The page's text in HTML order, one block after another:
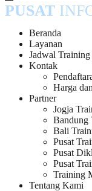
PUSAT
Beranda
Layanan
Jadwal
Kontak
Harga
Partner
Jogja
Bandung
Bali
Pusat
Pusat
Pusat
Training
Tentang Kami